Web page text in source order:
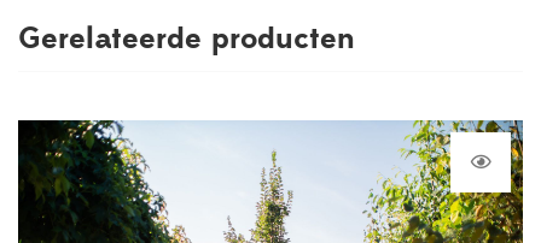
Gerelateerde producten